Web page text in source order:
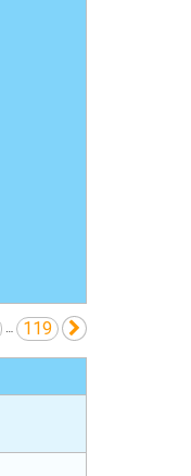
… 119